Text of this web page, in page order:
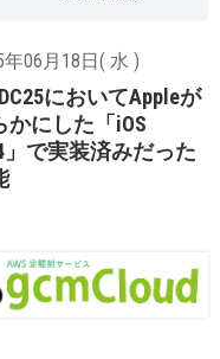
年06月18日( 水 )
においてAppleが
かにした「iOS
」で実装済みだった